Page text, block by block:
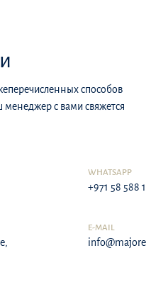
способов
менеджер с вами свяжется
WHATSAPP
+971 58 588
E-MAIL